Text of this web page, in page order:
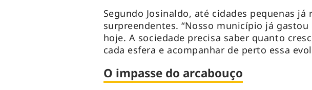
Segundo Josinaldo, até cidades pequenas já
surpreendentes. “Nosso município já gastou
hoje. A sociedade precisa saber quanto
cada esfera e acompanhar de perto essa
O impasse do arcabouço